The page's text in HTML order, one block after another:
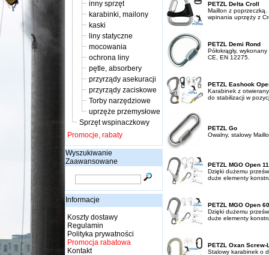
inny sprzęt
karabinki, mailony
kaski
liny statyczne
mocowania
ochrona liny
pętle, absorbery
przyrządy asekuracji
przyrządy zaciskowe
Torby narzędziowe
uprzęże przemysłowe
Sprzęt wspinaczkowy
Promocje, rabaty
Wyszukiwanie
Zaawansowane
Informacje
Koszty dostawy
Regulamin
Polityka prywatności
Promocja rabatowa
Kontakt
PETZL Delta Croll
Maillon z
wpinania uprzęży z
PETZL Demi Rond
Półokrągły,
CE, EN 12275.
PETZL Eashook
Karabinek z
do stabilizacji w
PETZL Go
Owalny, stalowy
PETZL MGO Open
Dzięki dużemu
duże elementy
PETZL MGO Open 60
Dzięki dużemu
duże elementy
PETZL Oxan Screw-
Stalowy karabinek o